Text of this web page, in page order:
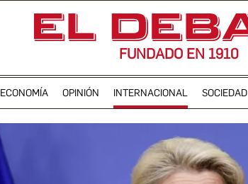
FUNDADO EN 1910
ECONOMÍA OPINIÓN INTERNACIONAL SOCIEDAD